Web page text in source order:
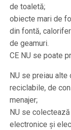
de toaletă;
obiecte mari de
din fontă,
de geamuri.
CE NU se poate
NU se preiau
reciclabile, de
menajer;
NU se
electronice și